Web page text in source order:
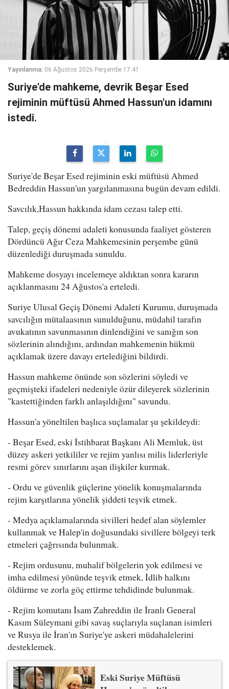
Yayınlanma: 06 Ağustos 2026 Perşembe 17:41
Suriye'de mahkeme, devrik Beşar Esed
rejiminin müftüsü Ahmed Hassun'un idamını
istedi.
Suriye'de Beşar Esed rejiminin eski müftüsü Ahmed
Bedreddin Hassun'un yargılanmasına bugün devam edildi.
Savcılık,Hassun hakkında idam cezası talep etti.
Talep, geçiş dönemi adaleti konusunda faaliyet gösteren
Dördüncü Ağır Ceza Mahkemesinin perşembe günü
düzenlediği duruşmada sunuldu.
Mahkeme dosyayı incelemeye aldıktan sonra kararın
açıklanmasını 24 Ağustos'a erteledi.
Suriye Ulusal Geçiş Dönemi Adaleti Kurumu, duruşmada
savcılığın mütalaasının sunulduğunu, müdahil tarafın
avukatının savunmasının dinlendiğini ve sanığın son
sözlerinin alındığını, ardından mahkemenin hükmü
açıklamak üzere davayı ertelediğini bildirdi.
Hassun mahkeme önünde son sözlerini söyledi ve
geçmişteki ifadeleri nedeniyle özür dileyerek sözlerinin
"kastettiğinden farklı anlaşıldığını" savundu.
Hassun'a yöneltilen başlıca suçlamalar şu şekildeydi:
- Beşar Esed, eski İstihbarat Başkanı Ali Memluk, üst
düzey askeri yetkililer ve rejim yanlısı milis liderleriyle
resmi görev sınırlarını aşan ilişkiler kurmak.
- Ordu ve güvenlik güçlerine yönelik konuşmalarında
rejim karşıtlarına yönelik şiddeti teşvik etmek.
- Medya açıklamalarında sivilleri hedef alan söylemler
kullanmak ve Halep'in doğusundaki sivillere bölgeyi terk
etmeleri çağrısında bulunmak.
- Rejim ordusunu, muhalif bölgelerin yok edilmesi ve
imha edilmesi yönünde teşvik etmek, İdlib halkını
öldürme ve zorla göç ettirme tehdidinde bulunmak.
- Rejim komutanı İsam Zahreddin ile İranlı General
Kasım Süleymani gibi savaş suçlarıyla suçlanan isimleri
ve Rusya ile İran'ın Suriye'ye askeri müdahalelerini
desteklemek.
Eski Suriye Müftüsü